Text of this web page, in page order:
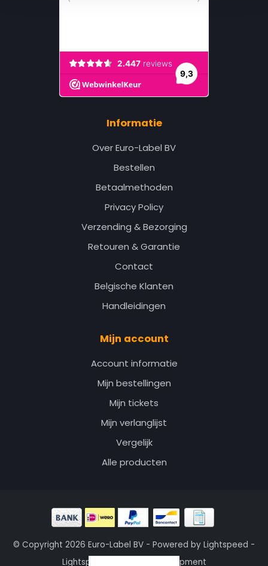
Informatie
Over Euro-Label BV
Bestellen
Betaalmethoden
Privacy Policy
Verzending & Bezorging
Retouren & Garantie
Contact
Belgische Klanten
Handleidingen
Mijn account
Account informatie
Mijn bestellingen
Mijn tickets
Mijn verlanglijst
Vergelijk
Alle producten
© Copyright 2026 Euro-Label BV - Powered by Lightspeed -
Lightspeed design
Dyvelopment